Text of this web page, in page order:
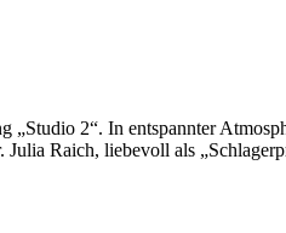
2“. In entspannter
Raich, liebevoll als